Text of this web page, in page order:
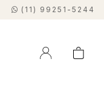
(11) 99251-5244